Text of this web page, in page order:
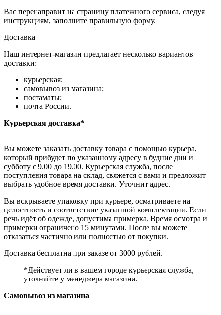
Вас перенаправит на страницу платежного сервиса, следуя
инструкциям, заполните правильную форму.
Доставка
Наш интернет-магазин предлагает несколько вариантов
доставки:
курьерская;
самовывоз из магазина;
постаматы;
почта России.
Курьерская доставка*
Вы можете заказать доставку товара с помощью курьера,
который прибудет по указанному адресу в будние дни и
субботу с 9.00 до 19.00. Курьерская служба, после
поступления товара на склад, свяжется с вами и предложит
выбрать удобное время доставки. Уточнит адрес.
Вы вскрываете упаковку при курьере, осматриваете на
целостность и соответствие указанной комплектации. Если
речь идёт об одежде, допустима примерка. Время осмотра и
примерки ограничено 15 минутами. После вы можете
отказаться частично или полностью от покупки.
Доставка бесплатна при заказе от 3000 рублей.
*Действует ли в вашем городе курьерская служба,
уточняйте у менеджера магазина.
Самовывоз из магазина